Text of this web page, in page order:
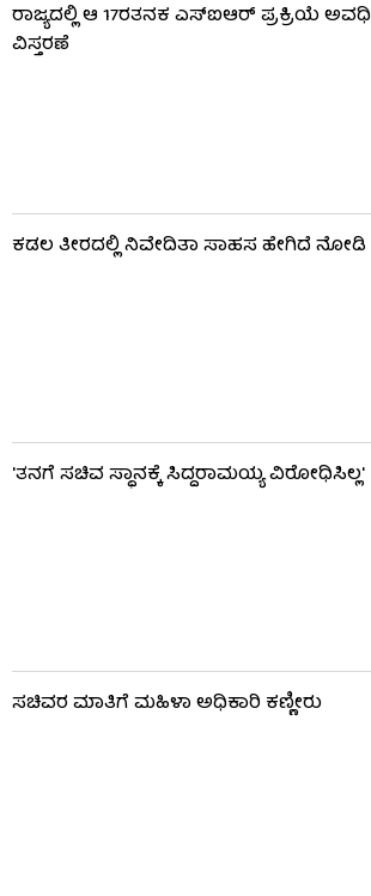
ರಾಜ್ಯದಲ್ಲಿ ಆ 17ರತನಕ ಎಸ್‌ಐಆರ್ ಪ್ರಕ್ರಿಯೆ ಅವಧಿ
ವಿಸ್ತರಣೆ
ಕಡಲ ತೀರದಲ್ಲಿ ನಿವೇದಿತಾ ಸಾಹಸ ಹೇಗಿದೆ ನೋಡಿ
'ತನಗೆ ಸಚಿವ ಸ್ಥಾನಕ್ಕೆ ಸಿದ್ದರಾಮಯ್ಯ ವಿರೋಧಿಸಿಲ್ಲ'
ಸಚಿವರ ಮಾತಿಗೆ ಮಹಿಳಾ ಅಧಿಕಾರಿ ಕಣ್ಣೀರು